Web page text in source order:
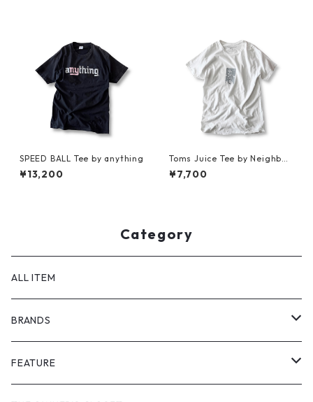
SPEED BALL Tee by anything
¥13,200
Toms Juice Tee by Neighbor
hood Spot
¥7,700
Category
ALL ITEM
BRANDS
GHOST ALMOSTBLACK
FEATURE